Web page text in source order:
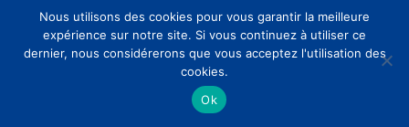
thème : « Boutiques, e-commerce et produits
dérivés dans un contexte patrimonial »
Atelier #38 du CLIC France
Nous utilisons des cookies pour vous garantir la meilleure
expérience sur notre site. Si vous continuez à utiliser ce
dernier, nous considérerons que vous acceptez l'utilisation des
cookies.
Ok